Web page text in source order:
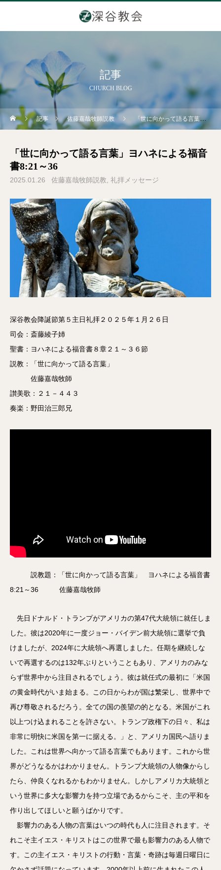
記事
CHURCH BLOG
記事 佐藤嘉哉牧師説教 「世に向かって語る言葉」ヨハネによる福音書8:21～36
「世に向かって語る言葉」ヨハネによる福音
書8:21～36
2025.01.26 佐藤嘉哉牧師説教 礼拝メッセージ
深谷教会降誕節第５主日礼拝２０２５年１月２６日
司会：斎藤綾子姉
聖書：ヨハネによる福音書８章２１～３６節
説教：「世に向かって語る言葉」
佐藤嘉哉牧師
讃美歌：２１－４４３
奏楽：野田治三郎兄
説教題：「世に向かって語る言葉」 ヨハネによる福音書
8:21～36 佐藤嘉哉牧師
先日ドナルド・トランプがアメリカの第47代大統領に就任しま
した。彼は2020年に一度ジョー・バイデン前大統領に選挙で負
けましたが、2024年に大統領へ再選しました。任期を継続しな
いで再選するのは132年ぶりということもあり、アメリカのみな
らず世界中から注目されるでしょう。彼は就任式の最初に「米国
の黄金時代がいま始まる。この日からわが国は繁栄し、世界中で
再び尊敬されるだろう。全ての国の羨望の的となる。米国がこれ
以上つけ込まれることを許さない。トランプ政権下の日々、私は
非常に明快に米国を第一に据える。」と、アメリカ国民へ語りま
した。これは世界へ向かって語る言葉でもあります。これから世
界がどうなるかはわかりません。トランプ大統領の人物像からし
たら、仲良くなれるかもわかりません。しかしアメリカ大統領と
いう世界に多大な影響力を持つ立場であるからこそ、主の平和を
作り出してほしいと願うばかりです。
影響力のある人物の言葉はいつの時代も人に注目されます。そ
れこそ主イエス・キリストはこの世界で最も影響力のある人物で
す。この主イエス・キリストの行動・言葉・奇跡は毎週日曜日に